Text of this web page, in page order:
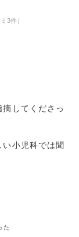
3件）
してくださっ
小児科では聞
た